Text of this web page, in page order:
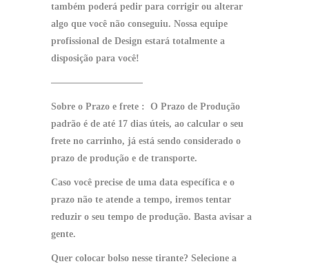
também poderá pedir para corrigir ou alterar
algo que você não conseguiu. Nossa equipe
profissional de Design estará totalmente a
disposição para você!
—————————–
Sobre o Prazo e frete : O Prazo de Produção
padrão é de até 17 dias úteis, ao calcular o seu
frete no carrinho, já está sendo considerado o
prazo de produção e de transporte.
Caso você precise de uma data específica e o
prazo não te atende a tempo, iremos tentar
reduzir o seu tempo de produção. Basta avisar a
gente.
Quer colocar bolso nesse tirante? Selecione a